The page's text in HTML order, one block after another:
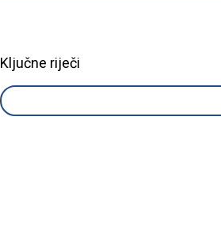
Ključne riječi